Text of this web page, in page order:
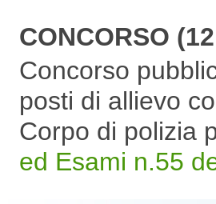
CONCORSO
Concorso
posti di allievo
Corpo di polizia
ed Esami n.55